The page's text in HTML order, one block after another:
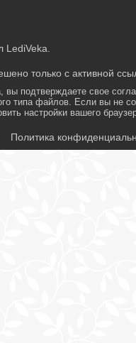
только с активной
вы подтверждаете свое
типа файлов. Если вы не
настройки вашего
Политика